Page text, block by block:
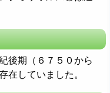
後期（６７５０から
在していました。